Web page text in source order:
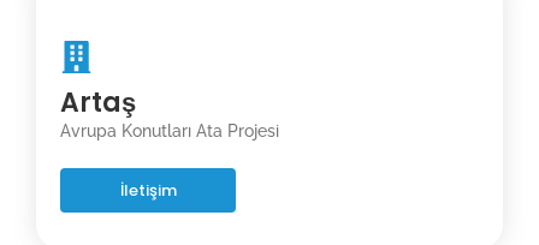
Artaş
Avrupa Konutları Ata Projesi
İletişim